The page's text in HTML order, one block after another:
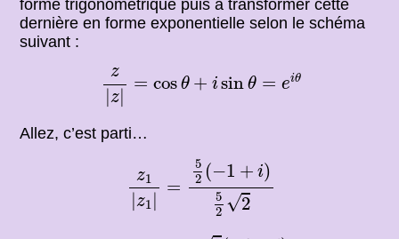
forme trigonométrique puis à transformer cette
dernière en forme exponentielle selon le schéma
suivant :
z
|z
= cos θ + isin θ = eiθ
z
Allez, c’est parti…
z1
|z1|
=
5
2 (−1 + i)
5
2 √2
52 ( 1 5
(−1 i) 2